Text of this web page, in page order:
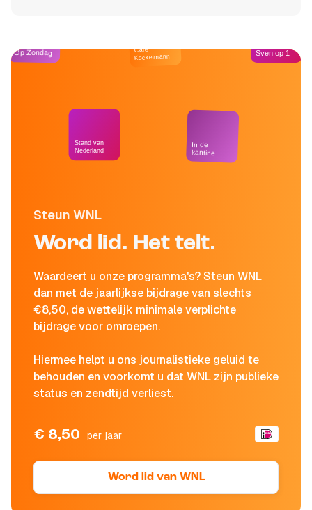
Steun WNL
Word lid. Het telt.
Waardeert u onze programma's? Steun WNL
dan met de jaarlijkse bijdrage van slechts
€8,50, de wettelijk minimale verplichte
bijdrage voor omroepen.
Hiermee helpt u ons journalistieke geluid te
behouden en voorkomt u dat WNL zijn publieke
status en zendtijd verliest.
€ 8,50 per jaar
Word lid van WNL
Op Zondag
Stand van
Nederland
Café
Kockelmann
In de
kantine
Sven op 1